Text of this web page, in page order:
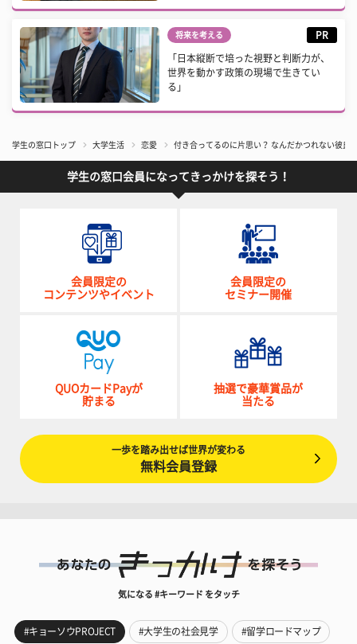
将来を考える PR
「日本縦断で培った視野と判断力が、
世界を動かす政策の現場で生きてい
る」
学生の窓口トップ 大学生活 恋愛 付き合ってるのに片思い？ なんだかつれない彼氏
学生の窓口会員になってきっかけを探そう！
会員限定の
コンテンツやイベント
会員限定の
セミナー開催
QUOカードPayが
貯まる
抽選で豪華賞品が
当たる
一歩を踏み出せば世界が変わる
無料会員登録
気になる #キーワード をタッチ
#キョーソウPROJECT #大学生の社会見学 #留学ロードマップ